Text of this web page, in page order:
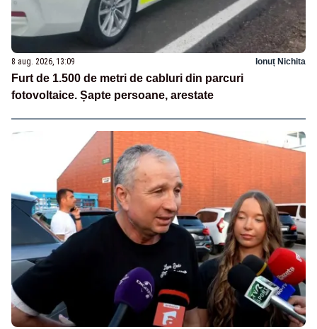
8 aug. 2026, 13:09 Ionuț Nichita
Furt de 1.500 de metri de cabluri din parcuri
fotovoltaice. Șapte persoane, arestate